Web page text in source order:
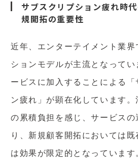
サブスクリプション疲れ時
規開拓の重要性
近年、エンターテイメント業
ションモデルが主流となって
ービスに加入することによる「
ン疲れ」が顕在化しています
の累積負担を感じ、サービスの
り、新規顧客開拓においては
は効果が限定的となっていま